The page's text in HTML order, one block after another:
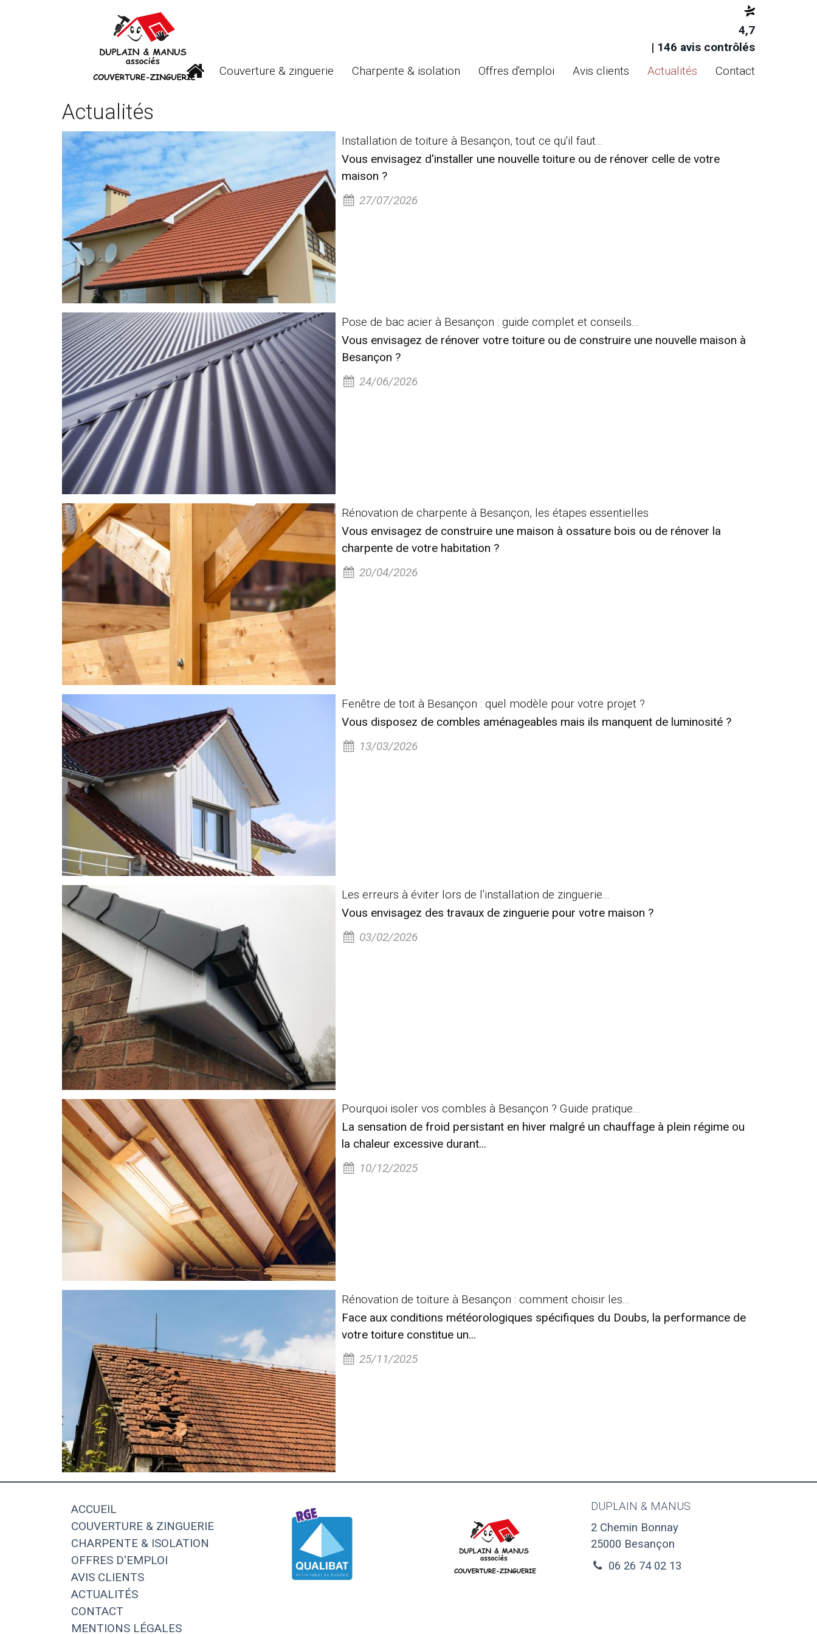
4,7
| 146 avis contrôlés
Couverture & zinguerie
Charpente & isolation Offres d'emploi Avis clients Actualités Contact
Actualités
Installation de toiture à Besançon, tout ce qu'il faut...
Vous envisagez d'installer une nouvelle toiture ou de rénover celle de votre
maison ?
27/07/2026
Pose de bac acier à Besançon : guide complet et conseils...
Vous envisagez de rénover votre toiture ou de construire une nouvelle maison à
Besançon ?
24/06/2026
Rénovation de charpente à Besançon, les étapes essentielles
Vous envisagez de construire une maison à ossature bois ou de rénover la
charpente de votre habitation ?
20/04/2026
Fenêtre de toit à Besançon : quel modèle pour votre projet ?
Vous disposez de combles aménageables mais ils manquent de luminosité ?
13/03/2026
Les erreurs à éviter lors de l'installation de zinguerie...
Vous envisagez des travaux de zinguerie pour votre maison ?
03/02/2026
Pourquoi isoler vos combles à Besançon ? Guide pratique...
La sensation de froid persistant en hiver malgré un chauffage à plein régime ou
la chaleur excessive durant...
10/12/2025
Rénovation de toiture à Besançon : comment choisir les...
Face aux conditions météorologiques spécifiques du Doubs, la performance de
votre toiture constitue un...
25/11/2025
ACCUEIL
COUVERTURE & ZINGUERIE
CHARPENTE & ISOLATION
OFFRES D'EMPLOI
AVIS CLIENTS
ACTUALITÉS
CONTACT
MENTIONS LÉGALES
DUPLAIN & MANUS
2 Chemin Bonnay
25000 Besançon
06 26 74 02 13